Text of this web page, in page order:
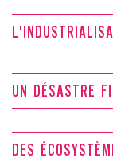
UN DÉSASTRE
DES